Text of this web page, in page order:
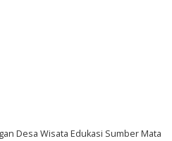
Desa Wisata Edukasi Sumber Mata